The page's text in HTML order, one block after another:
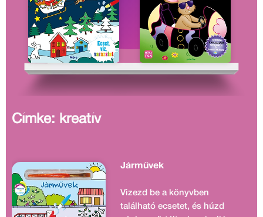
Címke: kreatív
Járművek
Vizezd be a könyvben
található ecsetet, és húzd